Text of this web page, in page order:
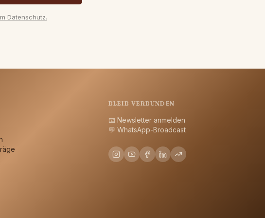
Datenschutz.
BLEIB VERBUNDEN
📧 Newsletter anmelden
💬 WhatsApp-Broadcast